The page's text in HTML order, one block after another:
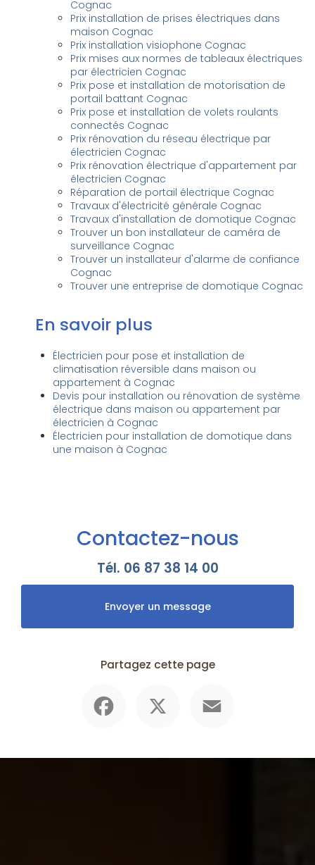
Cognac
Prix installation de prises électriques dans
maison Cognac
Prix installation visiophone Cognac
Prix mises aux normes de tableaux électriques
par électricien Cognac
Prix pose et installation de motorisation de
portail battant Cognac
Prix pose et installation de volets roulants
connectés Cognac
Prix rénovation du réseau électrique par
électricien Cognac
Prix rénovation électrique d'appartement par
électricien Cognac
Réparation de portail électrique Cognac
Travaux d'électricité générale Cognac
Travaux d'installation de domotique Cognac
Trouver un bon installateur de caméra de
surveillance Cognac
Trouver un installateur d'alarme de confiance
Cognac
Trouver une entreprise de domotique Cognac
En savoir plus
Électricien pour pose et installation de
climatisation réversible dans maison ou
appartement à Cognac
Devis pour installation ou rénovation de système
électrique dans maison ou appartement par
électricien à Cognac
Électricien pour installation de domotique dans
une maison à Cognac
Contactez-nous
Tél. 06 87 38 14 00
Envoyer un message
Partagez cette page